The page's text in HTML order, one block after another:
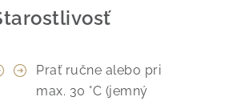
Prať ručne alebo pri
max. 30 °C (jemný